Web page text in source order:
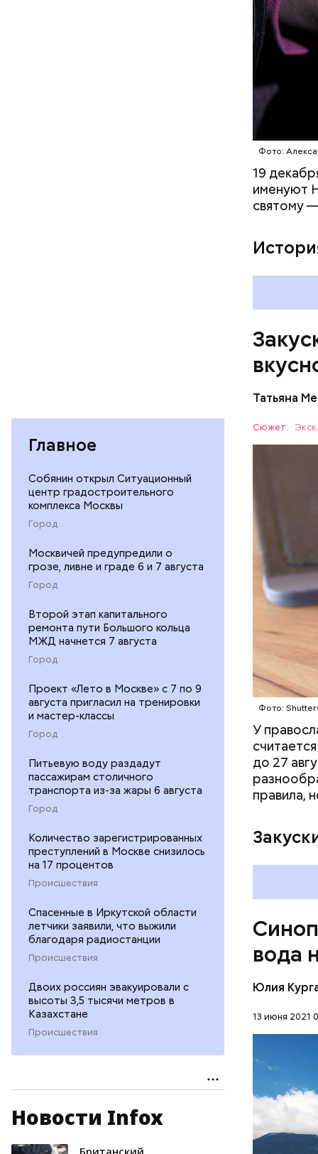
Главное
Собянин открыл Ситуационный
центр градостроительного
комплекса Москвы
Город
Москвичей предупредили о
грозе, ливне и граде 6 и 7 августа
Город
Второй этап капитального
ремонта пути Большого кольца
МЖД начнется 7 августа
Город
Проект «Лето в Москве» с 7 по 9
августа пригласил на тренировки
и мастер-классы
Город
Питьевую воду раздадут
пассажирам столичного
транспорта из-за жары 6 августа
Город
Количество зарегистрированных
преступлений в Москве снизилось
на 17 процентов
Происшествия
Спасенные в Иркутской области
летчики заявили, что выжили
благодаря радиостанции
Происшествия
Двоих россиян эвакуировали с
высоты 3,5 тысячи метров в
Казахстане
Происшествия
Новости Infox
Фото:
19
именуют
святому
Татьяна
Сюжет:
Фото:
У
до 27
правила,
1 кг
600 г
300 г
200 г
100 г
200 г
100 г
100 г
зелень
вода
Юлия
13 июня 2021
По
начнет
Читайте
в Москве